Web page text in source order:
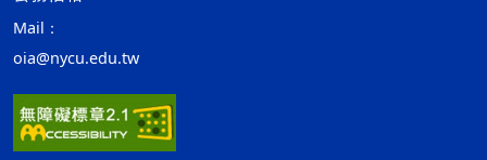
Mail：
oia@nycu.edu.tw